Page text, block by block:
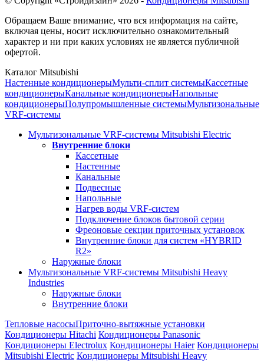
Обращаем Ваше внимание, что вся информация на сайте,
включая цены, носит исключительно ознакомительный
характер и ни при каких условиях не является публичной
офертой.
Каталог Mitsubishi
Настенные кондиционерыМульти-сплит системыКассетные
кондиционерыКанальные кондиционерыНапольные
кондиционерыПолупромышленные системыМультизональные
VRF-системы
Мультизональные VRF-системы Mitsubishi Electric
Внутренние блоки
Кассетные
Настенные
Канальные
Подвесные
Напольные
Нагрев воды VRF-систем
Подключение блоков бытовой серии
Фреоновые секции приточных установок
Внутренние блоки для систем «HYBRID
R2»
Наружные блоки
Мультизональные VRF-системы Mitsubishi Heavy
Industries
Наружные блоки
Внутренние блоки
Тепловые насосыПриточно-вытяжные установки
Кондиционеры Hitachi Кондиционеры Panasonic
Кондиционеры Electrolux Кондиционеры Haier Кондиционеры
Mitsubishi Electric Кондиционеры Mitsubishi Heavy